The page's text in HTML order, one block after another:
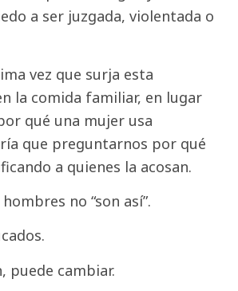
a ser juzgada, violentada o
vez que surja esta
la comida familiar, en lugar
qué una mujer usa
que preguntarnos por qué
a quienes la acosan.
no “son así”.
puede cambiar.